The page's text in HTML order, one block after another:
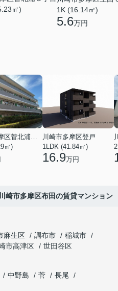
㎡)
1K (16.14㎡)
5.6万円
川崎市多摩区菅北浦２丁目
㎡)
川崎市多摩区登戸
1LDK (41.84㎡)
16.9万円
川崎市多摩区布田の賃貸マンション
麻生区 調布市
稲城市
市高津区
世田谷区
中野島 菅
長尾